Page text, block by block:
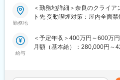
ア構築も！
（65歳定年なので長く技術者
・営業担当も元エンジニアが
術理解のもとで、アサイン先な
育休制度や保育園の送り迎えで
■業務内容：
Service）事業部での正社員エ
今回は微経験者OKのポテンシ
勤務地
＜勤務地詳細＞奈良のクライ
ト先 受動喫煙対策：屋内全面
給与
＜予定年収＞400万円～600万
月額（基本給）：280,000円～